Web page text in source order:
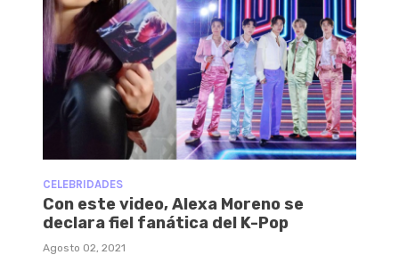
CELEBRIDADES
Con este video, Alexa Moreno se
declara fiel fanática del K-Pop
Agosto 02, 2021